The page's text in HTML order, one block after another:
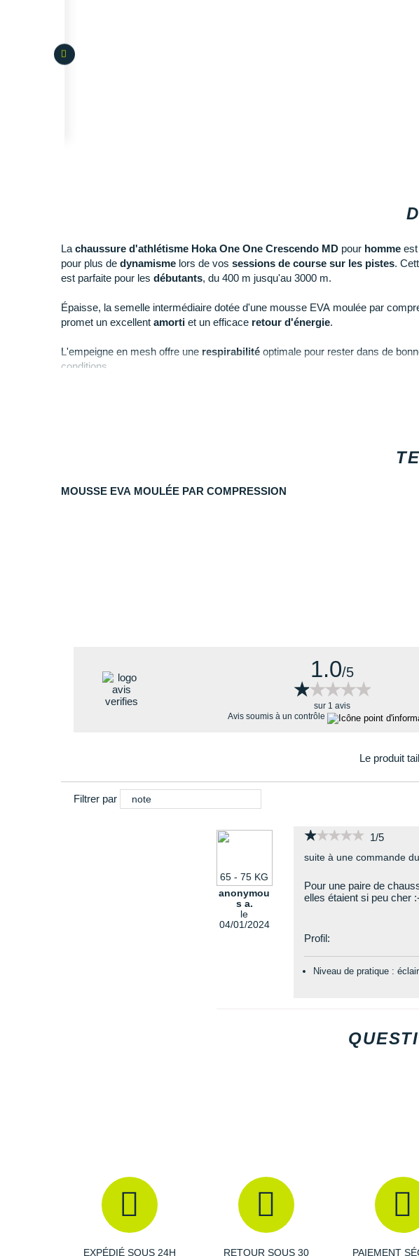
La chaussure d'athlétisme Hoka One One Crescendo MD pour homme
pour plus de dynamisme lors de vos sessions de course sur les pistes.
est parfaite pour les débutants, du 400 m jusqu'au 3000 m.
Épaisse, la semelle intermédiaire dotée d'une mousse EVA moulée par
promet un excellent amorti et un efficace retour d'énergie.
L'empeigne en mesh offre une respirabilité optimale pour rester dans de
conditions.
MOUSSE EVA MOULÉE PAR COMPRESSION
1.0/5
★★★★★
★★★★★
sur 1 avis
Avis soumis à un contrôle
Le produit
Filtrer par note
65 - 75 KG
anonymou
s a.
le
04/01/2024
★★★★★
★★★★★ 1/5
suite à une commande
Pour une paire de
elles étaient si peu cher
Profil:
Niveau de pratique :
EXPÉDIÉ SOUS 24H RETOUR SOUS 30 PAIEMENT